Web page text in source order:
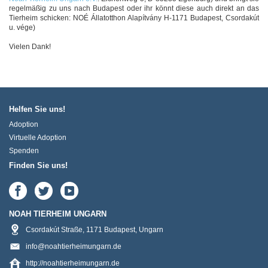
regelmäßig zu uns nach Budapest oder ihr könnt diese auch direkt an das
Tierheim schicken: NOÉ Állatotthon Alapítvány H-1171 Budapest, Csordakút
u. vége)
Vielen Dank!
Helfen Sie uns!
Adoption
Virtuelle Adoption
Spenden
Finden Sie uns!
NOAH TIERHEIM UNGARN
Csordakút Straße, 1171 Budapest, Ungarn
info@noahtierheimungarn.de
http://noahtierheimungarn.de